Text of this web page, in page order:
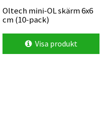
Oltech mini-OL skärm 6x6
cm (10-pack)
Visa produkt